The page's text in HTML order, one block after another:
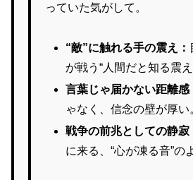
っていた気がして。
“敵”に触れる手の震え：
が戦う“人間だと知る震え
言葉じゃ届かない距離感
ゃなく、信念の壁が厚い
戦争の前兆としての静寂
に来る、“心が凍る音”の